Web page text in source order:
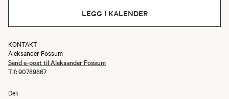
LEGG I KALENDER
KONTAKT
Aleksander Fossum
Send e-post til Aleksander Fossum
Tlf: 90789867
Del: